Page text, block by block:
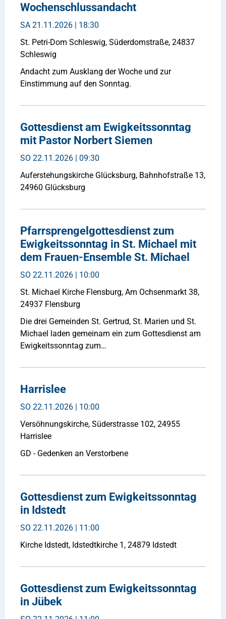
Wochenschlussandacht
SA 21.11.2026 | 18:30
St. Petri-Dom Schleswig, Süderdomstraße, 24837
Schleswig
Andacht zum Ausklang der Woche und zur
Einstimmung auf den Sonntag.
Gottesdienst am Ewigkeitssonntag
mit Pastor Norbert Siemen
SO 22.11.2026 | 09:30
Auferstehungskirche Glücksburg, Bahnhofstraße 13,
24960 Glücksburg
Pfarrsprengelgottesdienst zum
Ewigkeitssonntag in St. Michael mit
dem Frauen-Ensemble St. Michael
SO 22.11.2026 | 10:00
St. Michael Kirche Flensburg, Am Ochsenmarkt 38,
24937 Flensburg
Die drei Gemeinden St. Gertrud, St. Marien und St.
Michael laden gemeinam ein zum Gottesdienst am
Ewigkeitssonntag zum…
Harrislee
SO 22.11.2026 | 10:00
Versöhnungskirche, Süderstrasse 102, 24955
Harrislee
GD - Gedenken an Verstorbene
Gottesdienst zum Ewigkeitssonntag
in Idstedt
SO 22.11.2026 | 11:00
Kirche Idstedt, Idstedtkirche 1, 24879 Idstedt
Gottesdienst zum Ewigkeitssonntag
in Jübek